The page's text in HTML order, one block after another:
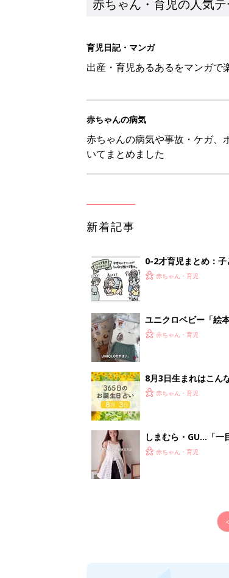
赤ちゃん・育児の人気テ
育児日記・マンガ
出産・育児あるあるをマンガで
赤ちゃんの病気
赤ちゃんの病気や事故・ケガ、
いてまとめました
新着記事
0-2才育児まとめ：
赤ちゃん・育児
ユニクロベビー「絵
5選赤ちゃん・育児
8月3日生まれはこん
赤ちゃん・育児
しまむら・GU…「一
赤ちゃん・育児
<